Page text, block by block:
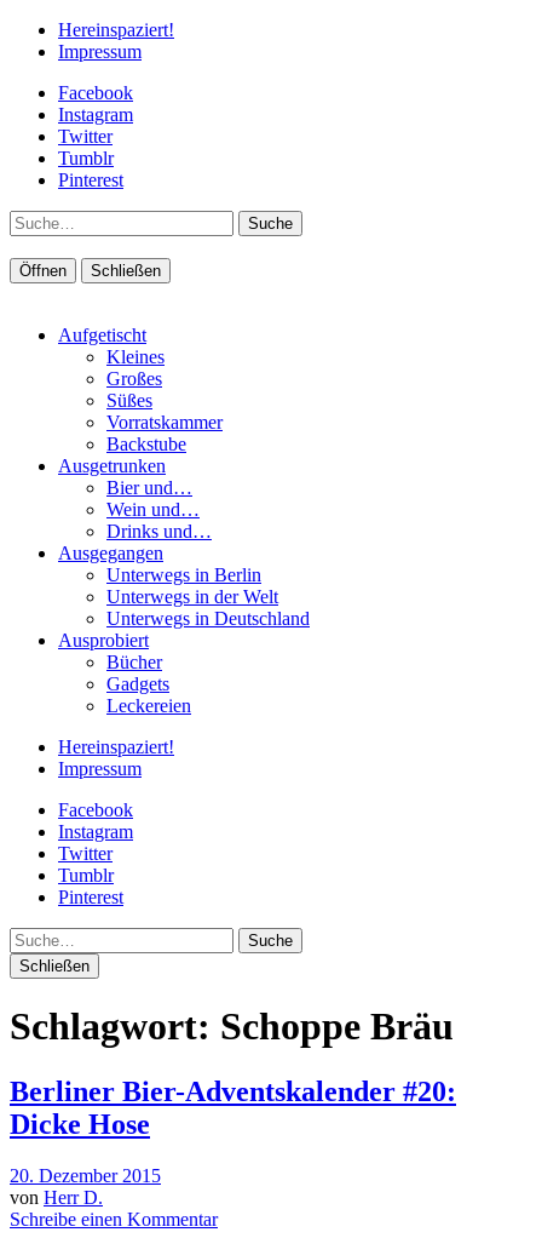
Hereinspaziert!
Impressum
Facebook
Instagram
Twitter
Tumblr
Pinterest
Suche
Öffnen Schließen
Aufgetischt
Kleines
Großes
Süßes
Vorratskammer
Backstube
Ausgetrunken
Bier und…
Wein und…
Drinks und…
Ausgegangen
Unterwegs in Berlin
Unterwegs in der Welt
Unterwegs in Deutschland
Ausprobiert
Bücher
Gadgets
Leckereien
Hereinspaziert!
Impressum
Facebook
Instagram
Twitter
Tumblr
Pinterest
Suche
Schließen
Schlagwort: Schoppe Bräu
Berliner Bier-Adventskalender #20:
Dicke Hose
20. Dezember 2015
von Herr D.
Schreibe einen Kommentar